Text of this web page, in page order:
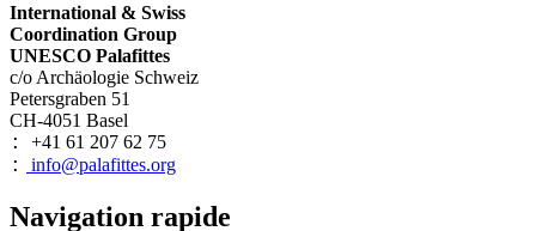
International & Swiss
Coordination Group
UNESCO Palafittes
c/o Archäologie Schweiz
Petersgraben 51
CH-4051 Basel
: +41 61 207 62 75
: info@palafittes.org
Navigation rapide